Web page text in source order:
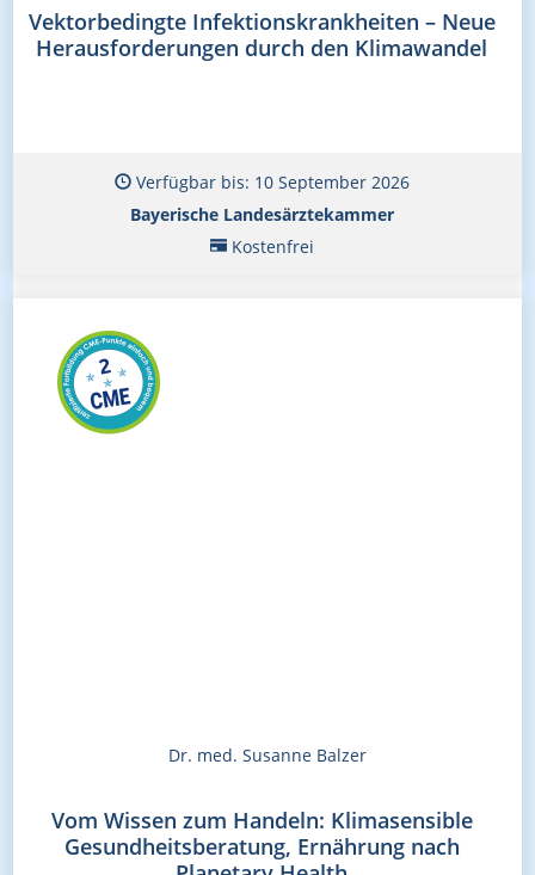
Vektorbedingte Infektionskrankheiten – Neue
Herausforderungen durch den Klimawandel
Verfügbar bis: 10 September 2026
Bayerische Landesärztekammer
Kostenfrei
Dr. med. Susanne Balzer
Vom Wissen zum Handeln: Klimasensible
Gesundheitsberatung, Ernährung nach